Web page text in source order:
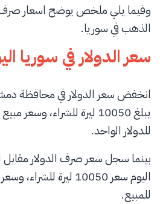
وفيما يلي ملخص يوضح اسعار صرف
الذهب في سوريا.
سعر الدولار في سوريا
انخفض سعر الدولار في محافظة
للدولار الواحد.
بينما سجل سعر صرف الدولار مقابل
للمبيع.